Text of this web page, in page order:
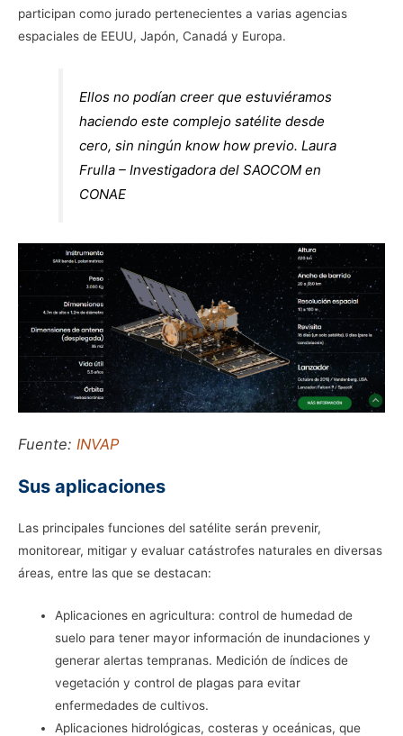
participan como jurado pertenecientes a varias agencias
espaciales de EEUU, Japón, Canadá y Europa.
Ellos no podían creer que estuviéramos
haciendo este complejo satélite desde
cero, sin ningún know how previo. Laura
Frulla – Investigadora del SAOCOM en
CONAE
Fuente: INVAP
Sus aplicaciones
Las principales funciones del satélite serán prevenir,
monitorear, mitigar y evaluar catástrofes naturales en diversas
áreas, entre las que se destacan:
Aplicaciones en agricultura: control de humedad de
suelo para tener mayor información de inundaciones y
generar alertas tempranas. Medición de índices de
vegetación y control de plagas para evitar
enfermedades de cultivos.
Aplicaciones hidrológicas, costeras y oceánicas, que